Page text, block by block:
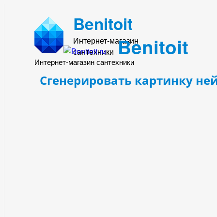
Benitoit
Интернет-магазин
сантехники Benitoit
Интернет-магазин сантехники
Сгенерировать картинку